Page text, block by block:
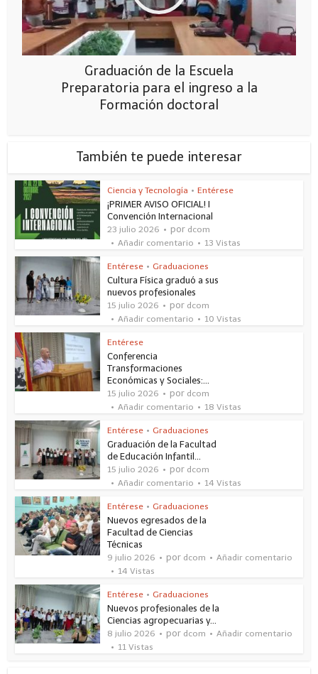
Graduación de la Escuela
Preparatoria para el ingreso a la
Formación doctoral
También te puede interesar
Ciencia y Tecnología • Entérese
¡PRIMER AVISO OFICIAL! I
Convención Internacional
23 julio 2026 por dcom
Añadir comentario
13 Vistas
Entérese • Graduaciones
Cultura Física graduó a sus
nuevos profesionales
15 julio 2026 por dcom
Añadir comentario
10 Vistas
Entérese
Conferencia
Transformaciones
Económicas y Sociales:...
15 julio 2026 por dcom
Añadir comentario
18 Vistas
Entérese • Graduaciones
Graduación de la Facultad
de Educación Infantil...
15 julio 2026 por dcom
Añadir comentario
14 Vistas
Entérese • Graduaciones
Nuevos egresados de la
Facultad de Ciencias
Técnicas
9 julio 2026 por dcom
Añadir comentario
14 Vistas
Entérese • Graduaciones
Nuevos profesionales de la
Ciencias agropecuarias y...
8 julio 2026 por dcom
Añadir comentario
11 Vistas